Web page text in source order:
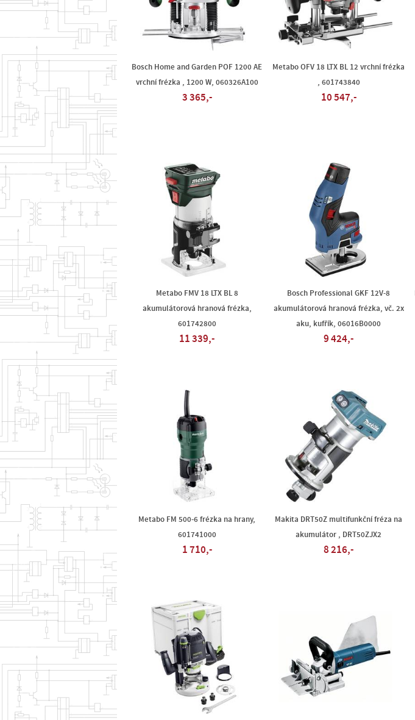
Bosch Home and Garden POF 1200 AE
vrchní frézka , 1200 W, 060326A100
3 365,-
Metabo OFV 18 LTX BL 12 vrchní frézka
, 601743840
10 547,-
Metabo FMV 18 LTX BL 8
akumulátorová hranová frézka,
601742800
11 339,-
Bosch Professional GKF 12V-8
akumulátorová hranová frézka, vč. 2x
aku, kufřík, 06016B0000
9 424,-
Metabo FM 500-6 frézka na hrany,
601741000
1 710,-
Makita DRT50Z multifunkční fréza na
akumulátor , DRT50ZJX2
8 216,-